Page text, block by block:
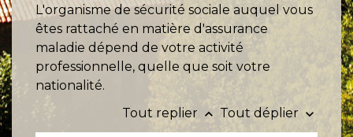
L'organisme de sécurité sociale auquel vous
êtes rattaché en matière d'assurance
maladie dépend de votre activité
professionnelle, quelle que soit votre
nationalité.
Tout replier keyboard_arrow_up Tout déplier keyboard_arrow_down